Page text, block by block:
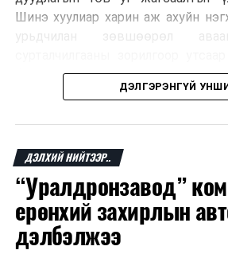
Шинэ хуулиар харин аж ахуйн
урьдчилан зөвшөөрөл
болно. Иргэн өгсөн зөвшөөрлөө
Францын эрх баригчдын
иргэдийн дөрөвний гурав орчим
дор хаяж нэг удаа хүсээгүй
хүлээн авдаг бөгөөд олон
дуудлагад өртдөг байна.
хамгаалах 11 байгууллага
шаардлага гаргаж, суурин болон
ДЭЛГЭРЭНГҮЙ
ДЭЛХИЙ НИЙТЭЭР..
“Уралдронзавод”
ерөнхий захирлын
дэлбэлжээ